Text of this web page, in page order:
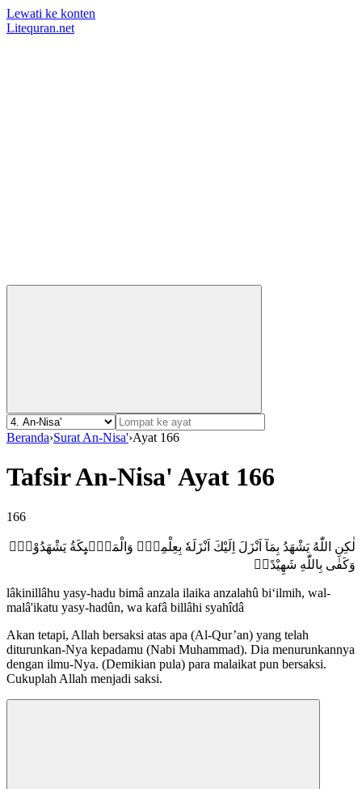
Lewati ke konten
Litequran.net
Beranda›Surat An-Nisa'›Ayat 166
Tafsir An-Nisa' Ayat 166
166
لٰكِنِ اللّٰهُ يَشْهَدُ بِمَآ اَنْزَلَ اِلَيْكَ اَنْزَلَهٗ بِعِلْمِهٖۚ وَالْمَلٰۤىِٕكَةُ يَشْهَدُوْنَۗ
وَكَفٰى بِاللّٰهِ شَهِيْدًاۗ
lâkinillâhu yasy-hadu bimâ anzala ilaika anzalahû bi‘ilmih, wal-
malâ'ikatu yasy-hadûn, wa kafâ billâhi syahîdâ
Akan tetapi, Allah bersaksi atas apa (Al-Qur’an) yang telah
diturunkan-Nya kepadamu (Nabi Muhammad). Dia menurunkannya
dengan ilmu-Nya. (Demikian pula) para malaikat pun bersaksi.
Cukuplah Allah menjadi saksi.